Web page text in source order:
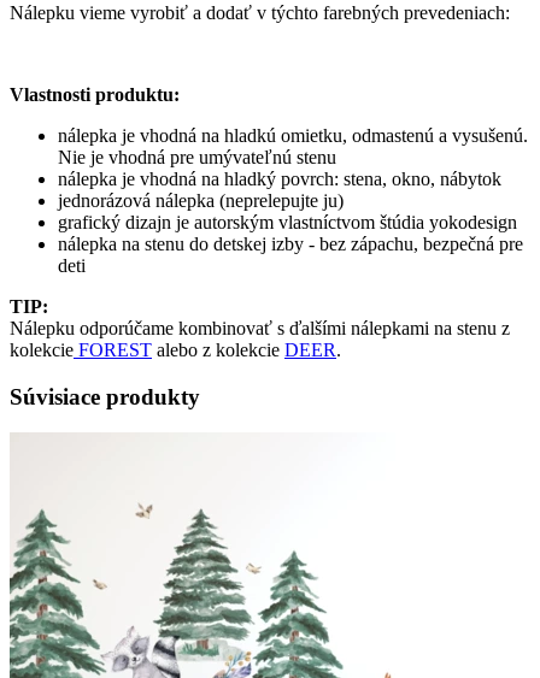
Nálepku vieme vyrobiť a dodať v týchto farebných prevedeniach:
Vlastnosti produktu:
nálepka je vhodná na hladkú omietku, odmastenú a vysušenú.
Nie je vhodná pre umývateľnú stenu
nálepka je vhodná na hladký povrch: stena, okno, nábytok
jednorázová nálepka (neprelepujte ju)
grafický dizajn je autorským vlastníctvom štúdia yokodesign
nálepka na stenu do detskej izby - bez zápachu, bezpečná pre
deti
TIP:
Nálepku odporúčame kombinovať s ďalšími nálepkami na stenu z
kolekcie FOREST alebo z kolekcie DEER.
Súvisiace produkty